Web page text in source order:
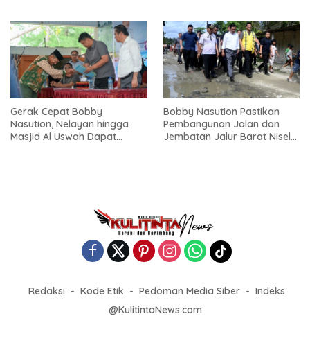
Gerak Cepat Bobby
Nasution, Nelayan hingga
Masjid Al Uswah Dapat
Bobby Nasution Pastikan
Pembangunan Jalan dan
Jembatan Jalur Barat Nisel-
Redaksi Kode Etik Pedoman Media Siber
Indeks
@KulitintaNews.com